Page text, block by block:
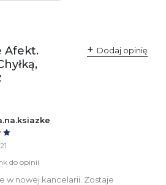
+48 61 623 38 38
Załącznik PDF
Afekt.
Dodaj opinię
do opinii
w nowej kancelarii. Zostaje